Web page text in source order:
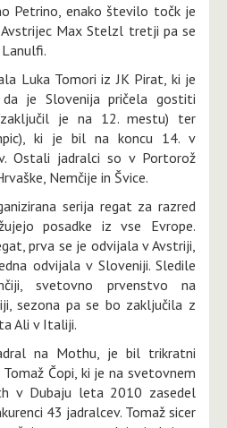
Petrino, enako število točk je
Max Stelzl tretji pa se
Luka Tomori iz JK Pirat, ki je
je Slovenija pričela gostiti
je na 12. mestu) ter
ki je bil na koncu 14. v
Ostali jadralci so v Portorož
Nemčije in Švice.
serija regat za razred
posadke iz vse Evrope.
prva se je odvijala v Avstriji,
odvijala v Sloveniji. Sledile
svetovno prvenstvo na
sezona pa se bo zaključila z
Ali v Italiji.
na Mothu, je bil trikratni
Čopi, ki je na svetovnem
v Dubaju leta 2010 zasedel
43 jadralcev. Tomaž sicer